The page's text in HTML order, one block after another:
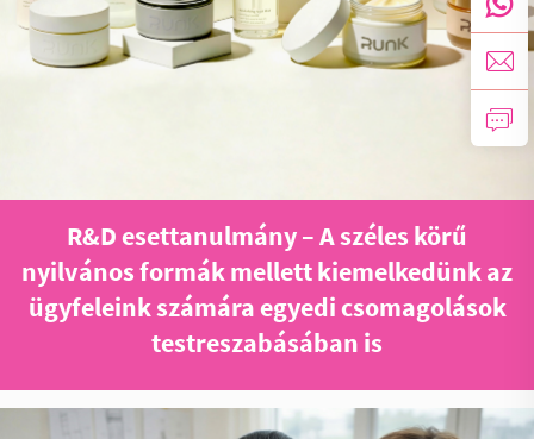
R&D esettanulmány – A széles körű
nyilvános formák mellett kiemelkedünk az
ügyfeleink számára egyedi csomagolások
testreszabásában is